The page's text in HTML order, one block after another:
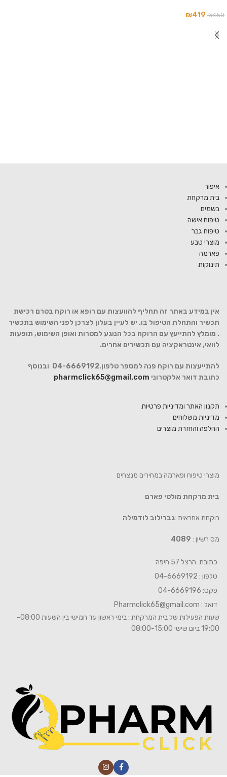
₪450
₪419
איפור
בית מרקחת
בשמים
טיפוח אישה
טיפוח גבר
מוצרי טבע
פארמה
תינוקות
אין במידע באתר זה תחליף להוועצות עם רופא או רוקח בטרם רכישת
תכשיר והתחלת הטיפול בו. יש לעיין בעלון לצרכן לפני השימוש בתכשיר
. מומלץ להתייעץ עם הרוקח בכל הנוגע למטרות ואופן השימוש, תופעות
לוואי, אינטראקציה עם תכשירים אחרים.
להתייעצות עם רוקח פנה למספר טלפון.04-6669192 ובנוסף
כתובת דואר אלקטרוני pharmclick65@gmail.com
תקנון האתר ומדיניות פרטיות
מדיניות משלוחים
החלפה והחזרת מוצרים
מוצרי טיפוח ופארמה במחירים מנצחים
בית מרקחת מולטי פארם
רוקחת אחראית :גברילוב לודמילה
מס רשיון : 4089
כתובת :הרצל 57 חיפה
טלפון : 04-6669192
פקס: 04-6669196
דואל : Pharmclick65@gmail.com
שעות הפעילות של בית המרקחת : בימי ראשון עד חמישי בין השעות 08:00-
19:00 ביום שישי 08:00-15:00